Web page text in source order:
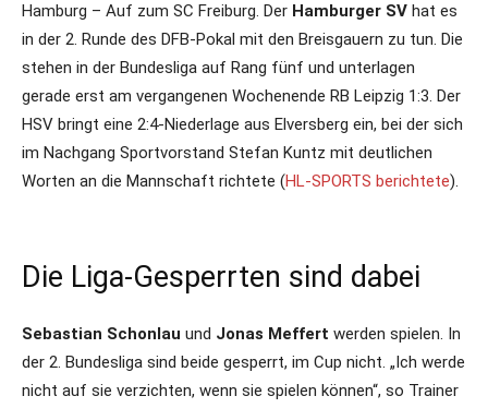
Hamburg – Auf zum SC Freiburg. Der Hamburger SV hat es
in der 2. Runde des DFB-Pokal mit den Breisgauern zu tun. Die
stehen in der Bundesliga auf Rang fünf und unterlagen
gerade erst am vergangenen Wochenende RB Leipzig 1:3. Der
HSV bringt eine 2:4-Niederlage aus Elversberg ein, bei der sich
im Nachgang Sportvorstand Stefan Kuntz mit deutlichen
Worten an die Mannschaft richtete (HL-SPORTS berichtete).
Die Liga-Gesperrten sind dabei
Sebastian Schonlau und Jonas Meffert werden spielen. In
der 2. Bundesliga sind beide gesperrt, im Cup nicht. „Ich werde
nicht auf sie verzichten, wenn sie spielen können“, so Trainer